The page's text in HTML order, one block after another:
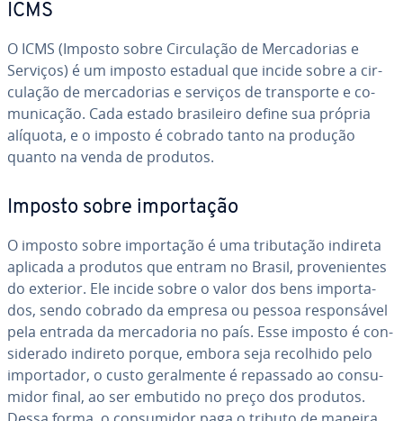
ICMS
O ICMS (Imposto sobre Cir­cu­la­ção de Mer­ca­do­rias e
Serviços) é um imposto estadual que incide sobre a cir­
cu­la­ção de mer­ca­do­rias e serviços de trans­porte e co­
mu­ni­ca­ção. Cada estado bra­si­leiro define sua própria
alíquota, e o imposto é cobrado tanto na produção
quanto na venda de produtos.
Imposto sobre im­por­ta­ção
O imposto sobre im­por­ta­ção é uma tri­bu­ta­ção indireta
aplicada a produtos que entram no Brasil, pro­ve­ni­en­tes
do exterior. Ele incide sobre o valor dos bens im­por­ta­
dos, sendo cobrado da empresa ou pessoa res­pon­sá­vel
pela entrada da mer­ca­do­ria no país. Esse imposto é con­
si­de­rado indireto porque, embora seja recolhido pelo
im­por­ta­dor, o custo ge­ral­mente é repassado ao con­su­
mi­dor final, ao ser embutido no preço dos produtos.